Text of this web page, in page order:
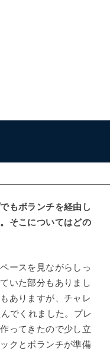
もボランチを経由し
そこについてはどの
ースを見ながらしっ
いた部分もありまし
ありますが、チャレ
でくれました。プレ
ってきたので少し立
クとボランチが準備